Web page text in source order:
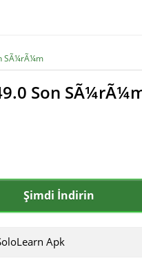
SÃ¼rÃ¼m
Son
Şimdi İndirin
Apk